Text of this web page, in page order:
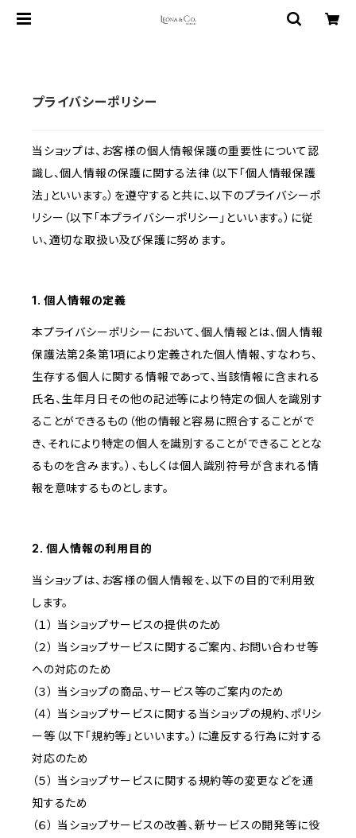
プライバシーポリシー
当ショップは、お客様の個人情報保護の重要性について認
識し、個人情報の保護に関する法律（以下「個人情報保護
法」といいます。）を遵守すると共に、以下のプライバシーポ
リシー（以下「本プライバシーポリシー」といいます。）に従
い、適切な取扱い及び保護に努めます。
1. 個人情報の定義
本プライバシーポリシーにおいて、個人情報とは、個人情報
保護法第2条第1項により定義された個人情報、すなわち、
生存する個人に関する情報であって、当該情報に含まれる
氏名、生年月日その他の記述等により特定の個人を識別す
ることができるもの（他の情報と容易に照合することがで
き、それにより特定の個人を識別することができることとな
るものを含みます。）、もしくは個人識別符号が含まれる情
報を意味するものとします。
2. 個人情報の利用目的
当ショップは、お客様の個人情報を、以下の目的で利用致
します。
（１） 当ショップサービスの提供のため
（２） 当ショップサービスに関するご案内、お問い合わせ等
への対応のため
（３） 当ショップの商品、サービス等のご案内のため
（４） 当ショップサービスに関する当ショップの規約、ポリシ
ー等（以下「規約等」といいます。）に違反する行為に対する
対応のため
（５） 当ショップサービスに関する規約等の変更などを通
知するため
（６） 当ショップサービスの改善、新サービスの開発等に役